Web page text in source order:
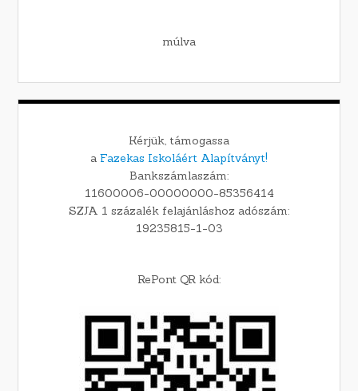
múlva
Kérjük, támogassa
a Fazekas Iskoláért Alapítványt!
Bankszámlaszám:
11600006-00000000-85356414
SZJA 1 százalék felajánláshoz adószám:
19235815-1-03
RePont QR kód: